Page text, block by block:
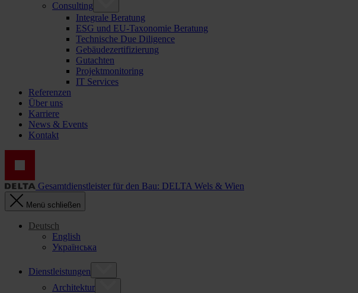
Consulting
Integrale Beratung
ESG und EU-Taxonomie Beratung
Technische Due Diligence
Gebäudezertifizierung
Gutachten
Projektmonitoring
IT Services
Referenzen
Über uns
Karriere
News & Events
Kontakt
Gesamtdienstleister für den Bau: DELTA Wels & Wien
Menü schließen
Deutsch
English
Українська
Dienstleistungen
Architektur